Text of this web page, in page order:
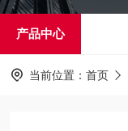
产品中心
当前位置： 首页